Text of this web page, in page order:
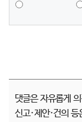
댓글은 자유롭게
신고·제안·건의